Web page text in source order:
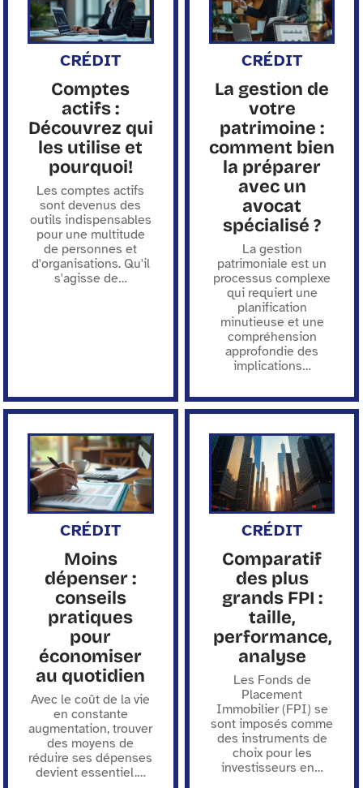
CRÉDIT
Comptes
actifs :
Découvrez qui
les utilise et
pourquoi!
Les comptes actifs
sont devenus des
outils indispensables
pour une multitude
de personnes et
d'organisations. Qu'il
s'agisse de…
CRÉDIT
La gestion de
votre
patrimoine :
comment bien
la préparer
avec un
avocat
spécialisé ?
La gestion
patrimoniale est un
processus complexe
qui requiert une
planification
minutieuse et une
compréhension
approfondie des
implications…
CRÉDIT
Moins
dépenser :
conseils
pratiques
pour
économiser
au quotidien
Avec le coût de la vie
en constante
augmentation, trouver
des moyens de
réduire ses dépenses
devient essentiel.…
CRÉDIT
Comparatif
des plus
grands FPI :
taille,
performance,
analyse
Les Fonds de
Placement
Immobilier (FPI) se
sont imposés comme
des instruments de
choix pour les
investisseurs en…